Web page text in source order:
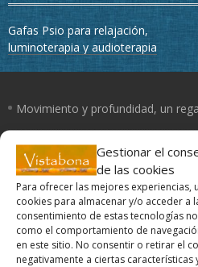
Gestionar el
de las cookies
Para ofrecer las mejores
cookies para almacenar y/o acceder a
consentimiento de estas tecnologías
como el comportamiento de
en este sitio. No consentir o retirar el
negativamente a ciertas características
Navegación
de
entradas
Gafas Psio para relajación,
luminoterapia y audioterapia
Movimiento y profundidad, un
Un día con mis ojos
El Yoga de los ojos
Periferia